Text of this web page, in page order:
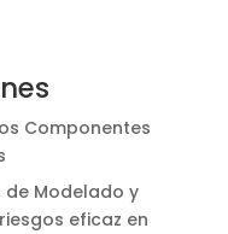
Componentes
de Modelado y
eficaz en